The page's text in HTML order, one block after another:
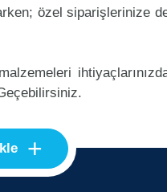
özel siparişlerinize
+